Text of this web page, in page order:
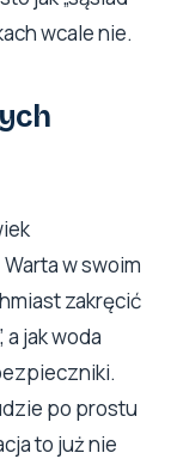
wcale nie.
w swoim
zakręcić
a jak woda
po prostu
to już nie